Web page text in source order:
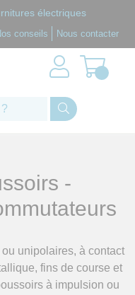
électriques
conseils Nous contacter
-
unipolaires, à contact
fins de course et
à impulsion ou